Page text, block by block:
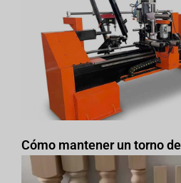
Cómo mantener un torno